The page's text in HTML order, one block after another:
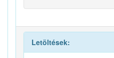
Letöltések: